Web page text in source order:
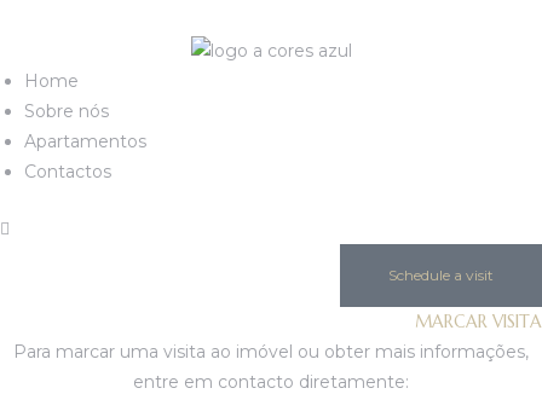
Home
Sobre nós
Apartamentos
Contactos
Schedule a visit
MARCAR VISITA
Para marcar uma visita ao imóvel ou obter mais informações,
entre em contacto diretamente: